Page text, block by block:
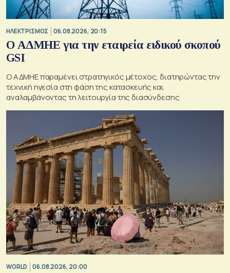
ΗΛΕΚΤΡΙΣΜΟΣ 06.08.2026, 20:15
O ΑΔΜΗΕ για την εταιρεία ειδικού σκοπού
GSI
O ΑΔΜΗΕ παραμένει στρατηγικός μέτοχος, διατηρώντας την
τεχνική ηγεσία στη φάση της κατασκευής και
αναλαμβάνοντας τη λειτουργία της διασύνδεσης
WORLD 06.08.2026, 20:00